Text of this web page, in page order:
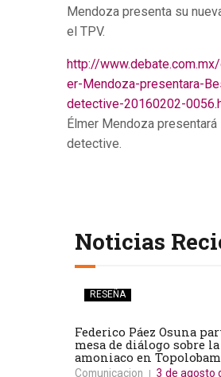
Mendoza presenta su
el TPV.
http://
er-Mendoza-presentara-
detective-20160202-
Élmer Mendoza presentará
detective.
Noticias
RESEÑA
Federico Páez Osuna
mesa de diálogo sobre
amoniaco en
Comunicacion 3 de agosto